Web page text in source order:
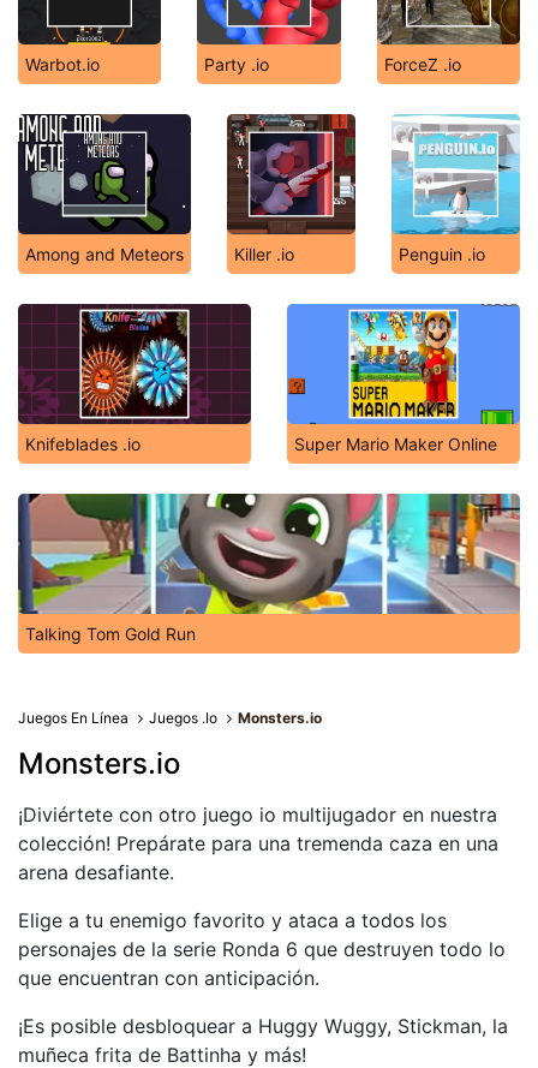
Warbot.io Party .io ForceZ .io
Among and Meteors Killer .io Penguin .io
Knifeblades .io Super Mario Maker Online
Talking Tom Gold Run
Juegos En Línea Juegos .Io Monsters.io
Monsters.io
¡Diviértete con otro juego io multijugador en nuestra
colección! Prepárate para una tremenda caza en una
arena desafiante.
Elige a tu enemigo favorito y ataca a todos los
personajes de la serie Ronda 6 que destruyen todo lo
que encuentran con anticipación.
¡Es posible desbloquear a Huggy Wuggy, Stickman, la
muñeca frita de Battinha y más!